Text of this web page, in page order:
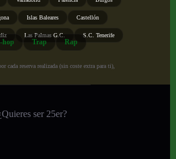
Islas Baleares Castellón
Las Palmas G.C. S.C. Tenerife
hop Trap Rap
reserva realizada (sin coste extra para ti),
ser 25er?